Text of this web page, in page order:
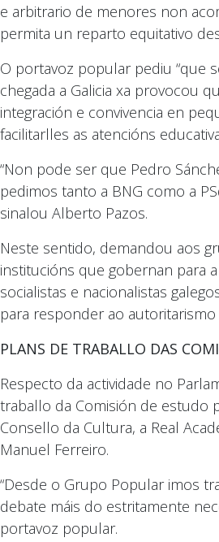
e arbitrario de menores non
permita un reparto equitativo
O portavoz popular pediu “que
chegada a Galicia xa provocou
integración e convivencia en
facilitarlles as atencións
“Non pode ser que Pedro
pedimos tanto a BNG como a
sinalou Alberto Pazos.
Neste sentido, demandou aos
institucións que gobernan para
socialistas e nacionalistas
para responder ao
PLANS DE TRABALLO DAS
Respecto da actividade no
traballo da Comisión de estudo
Consello da Cultura, a Real
Manuel Ferreiro.
“Desde o Grupo Popular imos
debate máis do estritamente
portavoz popular.